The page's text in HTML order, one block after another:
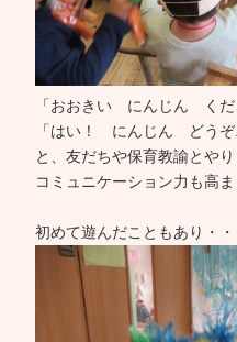
「おおきい にんじん くだ
「はい！ にんじん どうぞ♪
と、友だちや保育教諭とや
コミュニケーション力も高ま
初めて遊んだこともあり・・